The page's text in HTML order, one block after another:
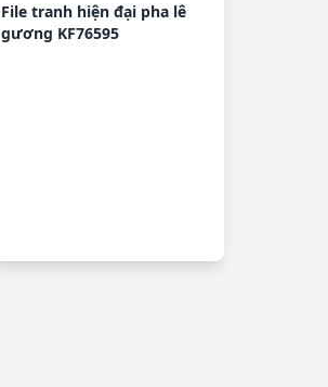
File tranh hiện đại pha lê
gương KF76595